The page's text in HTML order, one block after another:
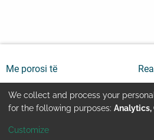
Me porosi të
Use
We collect and process your
for the following purposes: Analytics,
Customize